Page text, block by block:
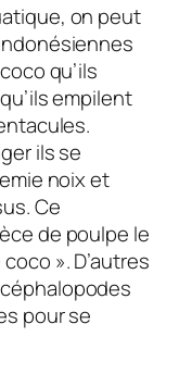
on peut
qu’ils
empilent
ils se
noix et
Ce
de poulpe le
». D’autres
pour se